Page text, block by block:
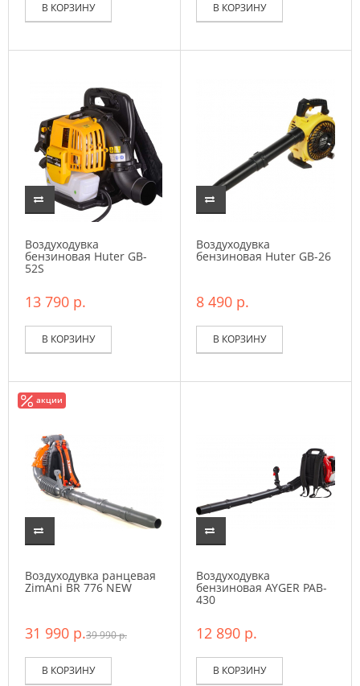
В КОРЗИНУ В КОРЗИНУ
Воздуходувка
бензиновая Huter GB-
52S
13 790 р.
В КОРЗИНУ
Воздуходувка
бензиновая Huter GB-26
8 490 р.
В КОРЗИНУ
акции
Воздуходувка ранцевая
ZimAni BR 776 NEW
31 990 р.39 990 р.
В КОРЗИНУ
Воздуходувка
бензиновая AYGER PAB-
430
12 890 р.
В КОРЗИНУ